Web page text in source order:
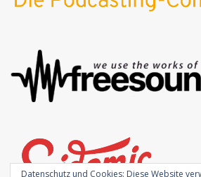
Datenschutz und Cookies: Diese Website